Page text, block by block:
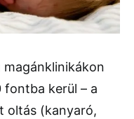
magánklinikákon
fontba kerül – a
oltás (kanyaró,